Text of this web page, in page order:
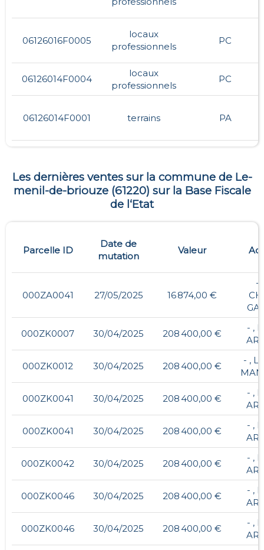
06126016F0005
locaux
professionnels
PC
06126014F0004
locaux
professionnels
PC
06126014F0001 terrains PA
Les dernières ventes sur la commune de Le-
menil-de-briouze(61220) sur la Base Fiscale
de l‘Etat
Parcelle ID
Date de
mutation
Valeur
000ZA0041 27/05/2025 16 874,00 €
-
000ZK0007 30/04/2025 208 400,00 €
- ,
000ZK0012 30/04/2025 208 400,00 €
- ,
000ZK0041 30/04/2025 208 400,00 €
- ,
000ZK0041 30/04/2025 208 400,00 €
- ,
000ZK0042 30/04/2025 208 400,00 €
- ,
000ZK0046 30/04/2025 208 400,00 €
- ,
000ZK0046 30/04/2025 208 400,00 €
- ,